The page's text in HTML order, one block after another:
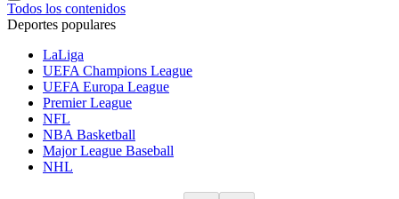
Todos los contenidos
Deportes populares
LaLiga
UEFA Champions League
UEFA Europa League
Premier League
NFL
NBA Basketball
Major League Baseball
NHL